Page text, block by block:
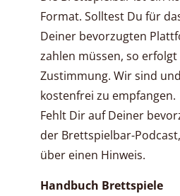
Format. Solltest Du für
Deiner bevorzugten
zahlen müssen, so
Zustimmung. Wir sind
kostenfrei zu empfangen.
Fehlt Dir auf Deiner
der Brettspielbar-
über einen Hinweis.
Handbuch Brettspiele